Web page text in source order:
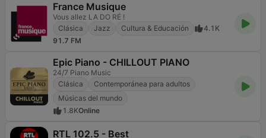
France Musique
Vous allez LA DO RÉ !
Clásica
Jazz Cultura & Educación
4.1K
91.7 FM
Epic Piano - CHILLOUT PIANO
24/7 Piano Music
Clásica
Contemporánea para adultos
Músicas del mundo
1.8KOnline
RTL 102.5 - Best